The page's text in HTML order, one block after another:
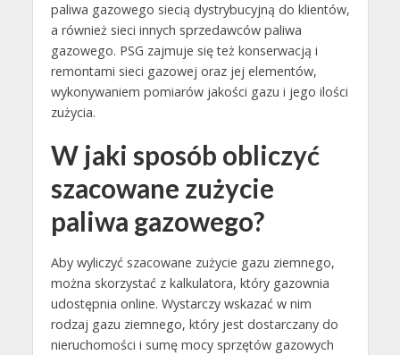
paliwa gazowego siecią dystrybucyjną do klientów,
a również sieci innych sprzedawców paliwa
gazowego. PSG zajmuje się też konserwacją i
remontami sieci gazowej oraz jej elementów,
wykonywaniem pomiarów jakości gazu i jego ilości
zużycia.
W jaki sposób obliczyć
szacowane zużycie
paliwa gazowego?
Aby wyliczyć szacowane zużycie gazu ziemnego,
można skorzystać z kalkulatora, który gazownia
udostępnia online. Wystarczy wskazać w nim
rodzaj gazu ziemnego, który jest dostarczany do
nieruchomości i sumę mocy sprzętów gazowych